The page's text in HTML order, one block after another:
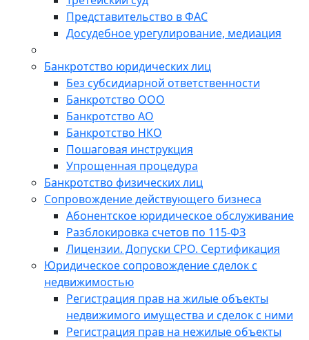
Представительство в ФАС
Досудебное урегулирование, медиация
Банкротство юридических лиц
Без субсидиарной ответственности
Банкротство ООО
Банкротство АО
Банкротство НКО
Пошаговая инструкция
Упрощенная процедура
Банкротство физических лиц
Сопровождение действующего бизнеса
Абонентское юридическое обслуживание
Разблокировка счетов по 115-ФЗ
Лицензии. Допуски СРО. Сертификация
Юридическое сопровождение сделок с
недвижимостью
Регистрация прав на жилые объекты
недвижимого имущества и сделок с ними
Регистрация прав на нежилые объекты